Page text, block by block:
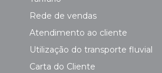
Rede de vendas
Atendimento ao cliente
Utilização do transporte fluvial
Carta do Cliente